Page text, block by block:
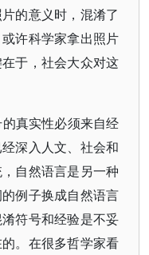
的意义时，混淆了
许科学家拿出照片
于，社会大众对这
真实性必须来自经
深入人文、社会和
自然语言是另一种
例子换成自然语言
符号和经验是不妥
。在很多哲学家看